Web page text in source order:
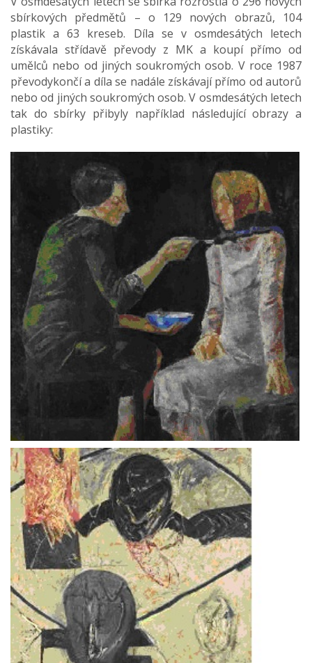
sbírkových předmětů – o 129 nových obrazů, 104
plastik a 63 kreseb. Díla se v osmdesátých letech
získávala střídavě převody z MK a koupí přímo od
umělců nebo od jiných soukromých osob. V roce 1987
převodykončí a díla se nadále získávají přímo od autorů
nebo od jiných soukromých osob. V osmdesátých letech
tak do sbírky přibyly například následující obrazy a
plastiky: